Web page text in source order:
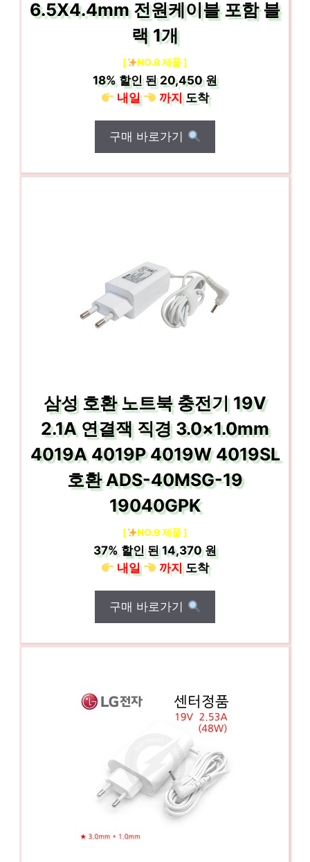
6.5X4.4mm 전원케이블 포함 블
랙 1개
[ NO.8 제품 ]
18%할인 된20,450 원
내일
까지도착
구매 바로가기
삼성 호환 노트북 충전기 19V
2.1A 연결잭 직경 3.0×1.0mm
4019A 4019P 4019W 4019SL
호환 ADS-40MSG-19
19040GPK
[ NO.9 제품 ]
37%할인 된14,370 원
내일
까지도착
구매 바로가기